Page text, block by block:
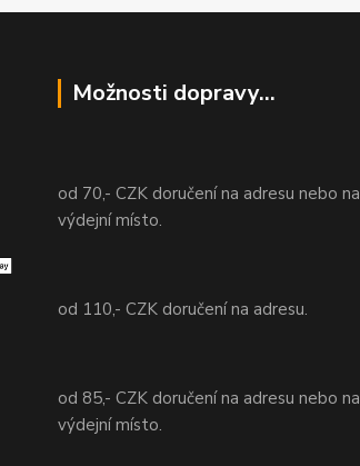
Možnosti dopravy...
od 70,- CZK doručení na adresu nebo na
výdejní místo.
od 110,- CZK doručení na adresu.
od 85,- CZK doručení na adresu nebo na
výdejní místo.